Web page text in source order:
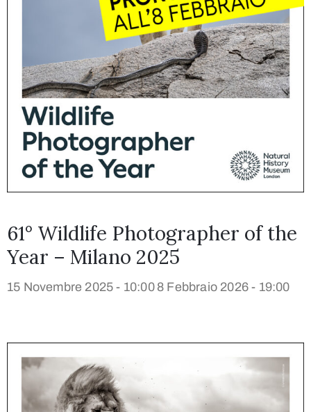
61° Wildlife Photographer of the
Year – Milano 2025
15 Novembre 2025 - 10:00 8 Febbraio 2026 - 19:00